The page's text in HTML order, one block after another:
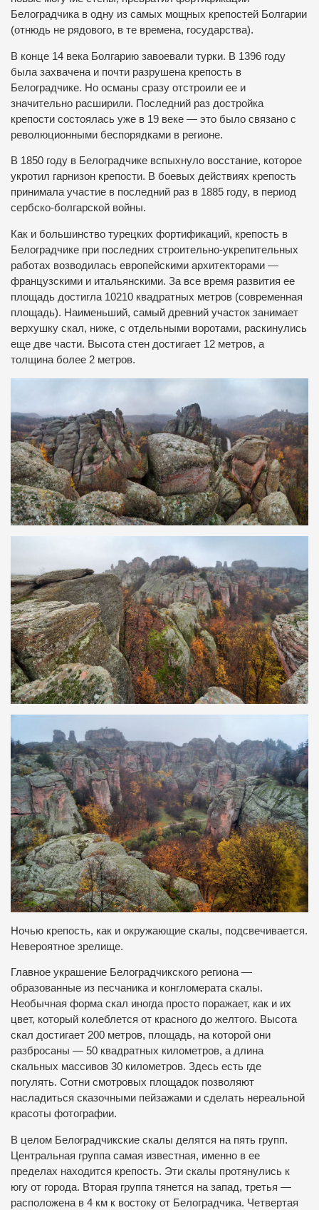
Белоградчика в одну из самых мощных крепостей Болгарии
(отнюдь не рядового, в те времена, государства).
В конце 14 века Болгарию завоевали турки. В 1396 году
была захвачена и почти разрушена крепость в
Белоградчике. Но османы сразу отстроили ее и
значительно расширили. Последний раз достройка
крепости состоялась уже в 19 веке — это было связано с
революционными беспорядками в регионе.
В 1850 году в Белоградчике вспыхнуло восстание, которое
укротил гарнизон крепости. В боевых действиях крепость
принимала участие в последний раз в 1885 году, в период
сербско-болгарской войны.
Как и большинство турецких фортификаций, крепость в
Белоградчике при последних строительно-укрепительных
работах возводилась европейскими архитекторами —
французскими и итальянскими. За все время развития ее
площадь достигла 10210 квадратных метров (современная
площадь). Наименьший, самый древний участок занимает
верхушку скал, ниже, с отдельными воротами, раскинулись
еще две части. Высота стен достигает 12 метров, а
толщина более 2 метров.
Ночью крепость, как и окружающие скалы, подсвечивается.
Невероятное зрелище.
Главное украшение Белоградчикского региона —
образованные из песчаника и конгломерата скалы.
Необычная форма скал иногда просто поражает, как и их
цвет, который колеблется от красного до желтого. Высота
скал достигает 200 метров, площадь, на которой они
разбросаны — 50 квадратных километров, а длина
скальных массивов 30 километров. Здесь есть где
погулять. Сотни смотровых площадок позволяют
насладиться сказочными пейзажами и сделать нереальной
красоты фотографии.
В целом Белоградчикские скалы делятся на пять групп.
Центральная группа самая известная, именно в ее
пределах находится крепость. Эти скалы протянулись к
югу от города. Вторая группа тянется на запад, третья —
расположена в 4 км к востоку от Белоградчика. Четвертая